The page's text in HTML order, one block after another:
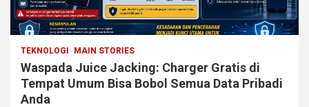
TEKNOLOGI MAIN STORIES
Waspada Juice Jacking: Charger Gratis di
Tempat Umum Bisa Bobol Semua Data Pribadi
Anda